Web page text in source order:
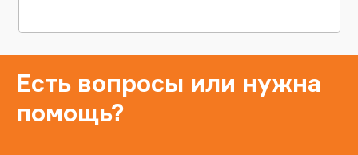
Есть вопросы или нужна
помощь?